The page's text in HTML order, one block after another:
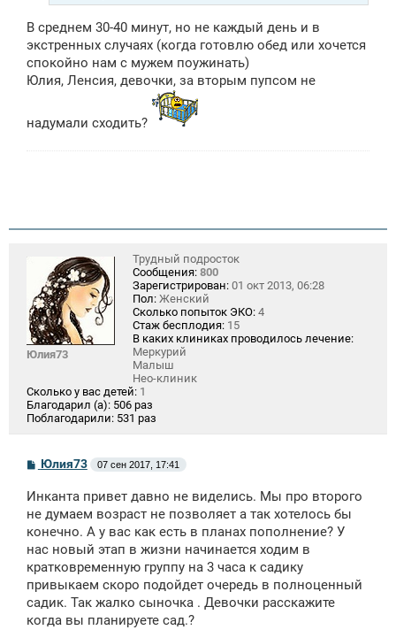
В среднем 30-40 минут, но не каждый день и в
экстренных случаях (когда готовлю обед или хочется
спокойно нам с мужем поужинать)
Юлия, Ленсия, девочки, за вторым пупсом не
надумали сходить?
Юлия73
Трудный подросток
Сообщения: 800
Зарегистрирован: 01 окт 2013, 06:28
Пол: Женский
Сколько попыток ЭКО: 4
Стаж бесплодия: 15
В каких клиниках проводилось лечение:
Меркурий
Малыш
Нео-клиник
Сколько у вас детей: 1
Благодарил (а): 506 раз
Поблагодарили: 531 раз
С
б
щ
н
и
Юлия73 07 сен 2017, 17:41
Инканта привет давно не виделись. Мы про второго
не думаем возраст не позволяет а так хотелось бы
конечно. А у вас как есть в планах пополнение? У
нас новый этап в жизни начинается ходим в
кратковременную группу на 3 часа к садику
привыкаем скоро подойдет очередь в полноценный
садик. Так жалко сыночка . Девочки расскажите
когда вы планируете сад.?